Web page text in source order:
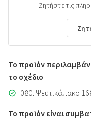
Ζητήστε τις
Το προϊόν
το σχέδιο
080. Ψευτικάπακο
Το προϊόν είναι